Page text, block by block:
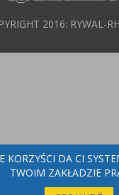
2016: RYWAL-
KORZYŚCI DA CI
TWOIM ZAKŁADZIE